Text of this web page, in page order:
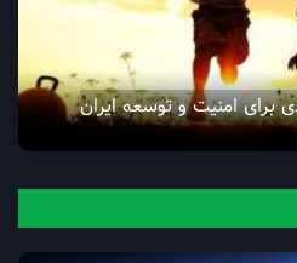
امنیت و توسعه ایران